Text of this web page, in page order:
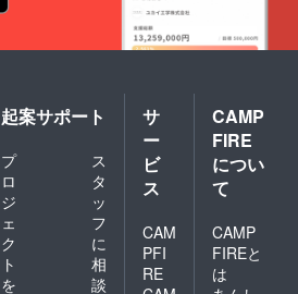
起案サポート
プ
ロ
ジ
ェ
ク
ト
を
ス
タ
ッ
フ
に
相
談
サ
ー
ビ
ス
CAM
PFI
RE
CAMP
FIRE
につい
て
CAMP
FIREと
は